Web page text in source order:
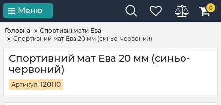
Меню 0
Головна
Спортивні мати Ева
Спортивний мат Ева 20 мм (синьо-червоний)
Спортивний мат Ева 20 мм (синьо-
червоний)
Артикул: 120110